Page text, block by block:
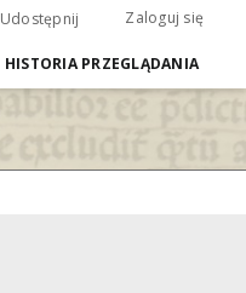
Udostępnij Zaloguj się
HISTORIA PRZEGLĄDANIA